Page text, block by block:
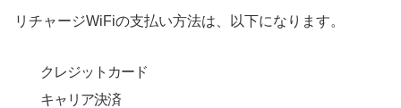
リチャージWiFiの支払い方法は、以下になります。
クレジットカード
キャリア決済